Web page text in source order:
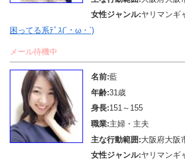
女性ジャンル:ヤリマンギ
困ってる系ﾃﾞｽ(´・ω・`)
メール待機中
名前:藍
年齢:31歳
身長:151～155
職業:主婦・主夫
主な行動範囲:大阪府大阪
女性ジャンル:ヤリマンギ